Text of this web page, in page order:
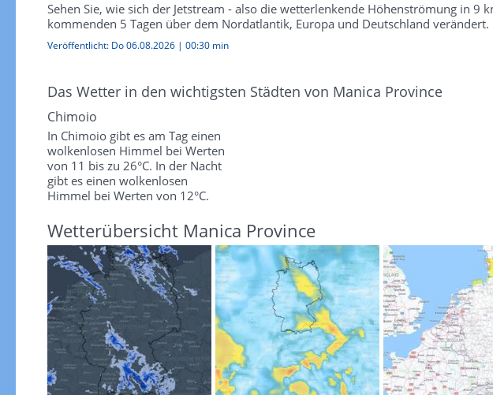
Sehen Sie, wie sich der Jetstream - also die wetterlenkende Höhenströmung in 9
kommenden 5 Tagen über dem Nordatlantik, Europa und Deutschland verändert.
Veröffentlicht: Do 06.08.2026 | 00:30 min
Das Wetter in den wichtigsten Städten von Manica Province
Chimoio
In Chimoio gibt es am Tag einen
wolkenlosen Himmel bei Werten
von 11 bis zu 26°C. In der Nacht
gibt es einen wolkenlosen
Himmel bei Werten von 12°C.
Wetterübersicht Manica Province